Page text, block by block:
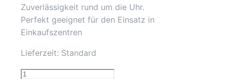
Zuverlässigkeit rund um die Uhr.
Perfekt geeignet für den Einsatz in
Einkaufszentren
Lieferzeit: Standard
65"